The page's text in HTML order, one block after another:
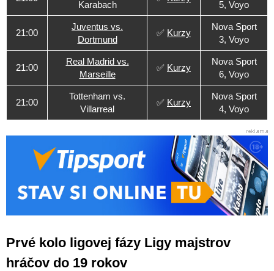
Karabach 5, Voyo
21:00
Juventus vs.
Dortmund
✅ Kurzy
Nova Sport
3, Voyo
21:00
Real Madrid vs.
Marseille
✅ Kurzy
Nova Sport
6, Voyo
21:00
Tottenham vs.
Villarreal
✅ Kurzy
Nova Sport
4, Voyo
Prvé kolo ligovej fázy Ligy majstrov
hráčov do 19 rokov